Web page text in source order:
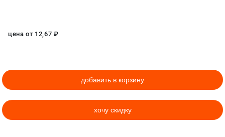
цена от 12,67 ₽
добавить в корзину
хочу скидку